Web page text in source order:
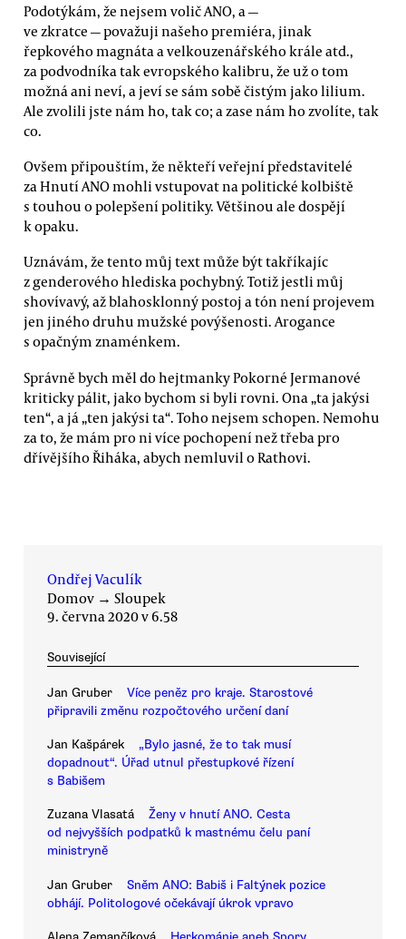
Podotýkám, že nejsem volič ANO, a —
ve zkratce — považuji našeho premiéra, jinak
řepkového magnáta a velkouzenářského krále atd.,
za podvodníka tak evropského kalibru, že už o tom
možná ani neví, a jeví se sám sobě čistým jako lilium.
Ale zvolili jste nám ho, tak co; a zase nám ho zvolíte, tak
co.
Ovšem připouštím, že někteří veřejní představitelé
za Hnutí ANO mohli vstupovat na politické kolbiště
s touhou o polepšení politiky. Většinou ale dospějí
k opaku.
Uznávám, že tento můj text může být takříkajíc
z genderového hlediska pochybný. Totiž jestli můj
shovívavý, až blahosklonný postoj a tón není projevem
jen jiného druhu mužské povýšenosti. Arogance
s opačným znaménkem.
Správně bych měl do hejtmanky Pokorné Jermanové
kriticky pálit, jako bychom si byli rovni. Ona „ta jakýsi
ten“, a já „ten jakýsi ta“. Toho nejsem schopen. Nemohu
za to, že mám pro ni více pochopení než třeba pro
dřívějšího Řiháka, abych nemluvil o Rathovi.
Ondřej Vaculík
Domov → Sloupek
9. června 2020 v 6.58
Související
Jan Gruber
Více peněz pro kraje. Starostové
připravili změnu rozpočtového určení daní
Jan Kašpárek
„Bylo jasné, že to tak musí
dopadnout“. Úřad utnul přestupkové řízení
s Babišem
Zuzana Vlasatá
Ženy v hnutí ANO. Cesta
od nejvyšších podpatků k mastnému čelu paní
ministryně
Jan Gruber
Sněm ANO: Babiš i Faltýnek pozice
obhájí. Politologové očekávají úkrok vpravo